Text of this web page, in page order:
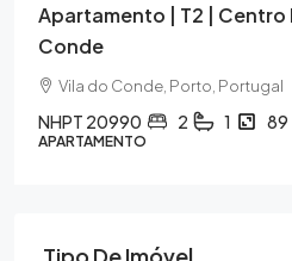
Apartamento | T2 | Centro
Conde
Vila do Conde, Porto, Portugal
NHPT 20990 2 1 89
APARTAMENTO
Tipo De Imóvel